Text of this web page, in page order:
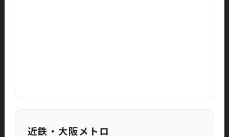
近鉄・大阪メトロ